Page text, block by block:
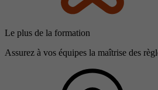
Le plus de la formation
Assurez à vos équipes la maîtrise des